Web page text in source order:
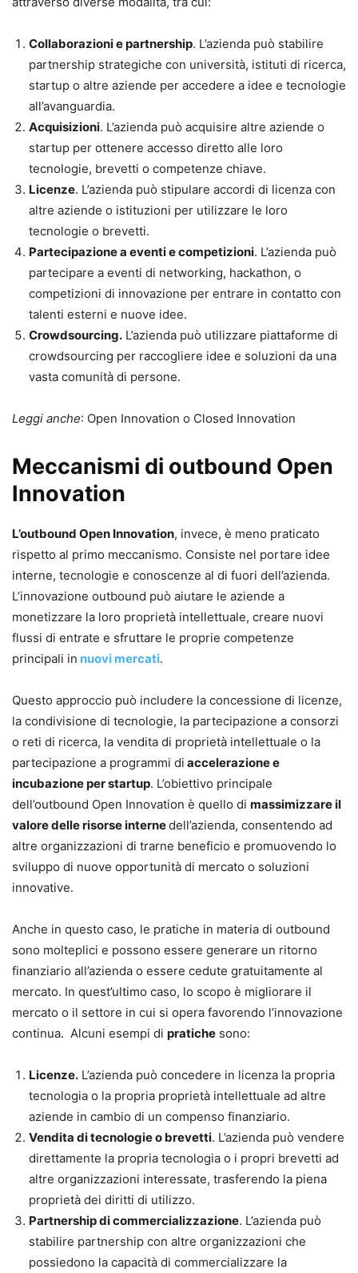
Collaborazioni e partnership. L’azienda può stabilire
partnership strategiche con università, istituti di ricerca,
startup o altre aziende per accedere a idee e tecnologie
all’avanguardia.
Acquisizioni. L’azienda può acquisire altre aziende o
startup per ottenere accesso diretto alle loro
tecnologie, brevetti o competenze chiave.
Licenze. L’azienda può stipulare accordi di licenza con
altre aziende o istituzioni per utilizzare le loro
tecnologie o brevetti.
Partecipazione a eventi e competizioni. L’azienda può
partecipare a eventi di networking, hackathon, o
competizioni di innovazione per entrare in contatto con
talenti esterni e nuove idee.
Crowdsourcing. L’azienda può utilizzare piattaforme di
crowdsourcing per raccogliere idee e soluzioni da una
vasta comunità di persone.
Leggi anche: Open Innovation o Closed Innovation
Meccanismi di outbound Open
Innovation
L’outbound Open Innovation, invece, è meno praticato
rispetto al primo meccanismo. Consiste nel portare idee
interne, tecnologie e conoscenze al di fuori dell’azienda.
L’innovazione outbound può aiutare le aziende a
monetizzare la loro proprietà intellettuale, creare nuovi
flussi di entrate e sfruttare le proprie competenze
principali in nuovi mercati.
Questo approccio può includere la concessione di licenze,
la condivisione di tecnologie, la partecipazione a consorzi
o reti di ricerca, la vendita di proprietà intellettuale o la
partecipazione a programmi di accelerazione e
incubazione per startup. L’obiettivo principale
dell’outbound Open Innovation è quello di massimizzare il
valore delle risorse internedell’azienda, consentendo ad
altre organizzazioni di trarne beneficio e promuovendo lo
sviluppo di nuove opportunità di mercato o soluzioni
innovative.
Anche in questo caso, le pratiche in materia di outbound
sono molteplici e possono essere generare un ritorno
finanziario all’azienda o essere cedute gratuitamente al
mercato. In quest’ultimo caso, lo scopo è migliorare il
mercato o il settore in cui si opera favorendo l’innovazione
continua. Alcuni esempi di pratiche sono:
Licenze. L’azienda può concedere in licenza la propria
tecnologia o la propria proprietà intellettuale ad altre
aziende in cambio di un compenso finanziario.
Vendita di tecnologie o brevetti. L’azienda può vendere
direttamente la propria tecnologia o i propri brevetti ad
altre organizzazioni interessate, trasferendo la piena
proprietà dei diritti di utilizzo.
Partnership di commercializzazione. L’azienda può
stabilire partnership con altre organizzazioni che
possiedono la capacità di commercializzare la